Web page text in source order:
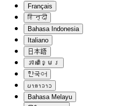
Français
हिन्दी
Bahasa Indonesia
Italiano
日本語
ភាសាខ្មែរ
한국어
ພາສາລາວ
Bahasa Melayu